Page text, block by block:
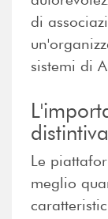
di
sistemi di
distintiva
Le
meglio